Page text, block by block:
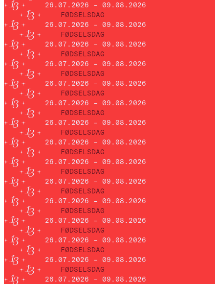
26.07.2026 – 09.08.2026
FØDSELSDAG
26.07.2026 – 09.08.2026
FØDSELSDAG
26.07.2026 – 09.08.2026
FØDSELSDAG
26.07.2026 – 09.08.2026
FØDSELSDAG
26.07.2026 – 09.08.2026
FØDSELSDAG
26.07.2026 – 09.08.2026
FØDSELSDAG
26.07.2026 – 09.08.2026
FØDSELSDAG
26.07.2026 – 09.08.2026
FØDSELSDAG
26.07.2026 – 09.08.2026
FØDSELSDAG
26.07.2026 – 09.08.2026
FØDSELSDAG
26.07.2026 – 09.08.2026
FØDSELSDAG
26.07.2026 – 09.08.2026
FØDSELSDAG
26.07.2026 – 09.08.2026
FØDSELSDAG
26.07.2026 – 09.08.2026
FØDSELSDAG
26.07.2026 – 09.08.2026